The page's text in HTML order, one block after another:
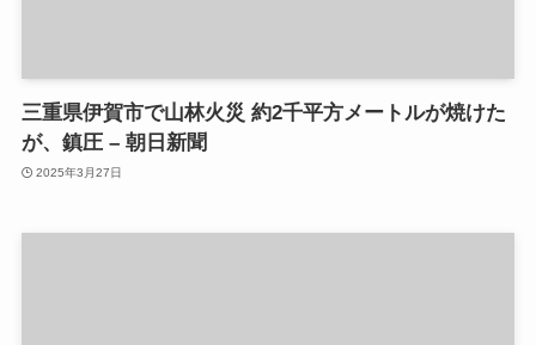
三重県伊賀市で山林火災 約2千平方メートルが焼けた
が、鎮圧 – 朝日新聞
2025年3月27日